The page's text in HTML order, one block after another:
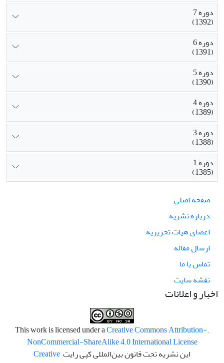
دوره 7
(1392)
دوره 6
(1391)
دوره 5
(1390)
دوره 4
(1389)
دوره 3
(1388)
دوره 1
(1385)
صفحه اصلی
درباره نشریه
اعضای هیات تحریریه
ارسال مقاله
تماس با ما
نقشه سایت
اخبار و اعلانات
.This work is licensed under a
Creative Commons Attribution-
NonCommercial-ShareAlike 4.0 International License
این نشریه تحت قانون بین‌المللی کپی رایت Creative